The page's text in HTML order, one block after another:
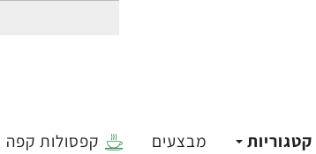
קטגוריות מבצעים קפסולות קפה